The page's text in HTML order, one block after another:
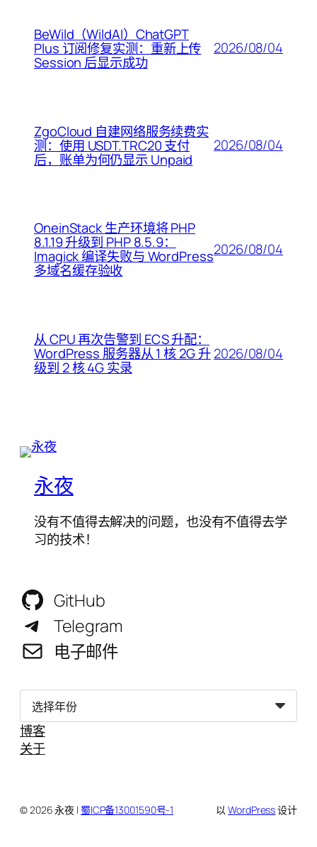
BeWild（WildAI）ChatGPT
Plus 订阅修复实测：重新上传
Session 后显示成功
2026/08/04
ZgoCloud 自建网络服务续费实
测：使用 USDT.TRC20 支付
后，账单为何仍显示 Unpaid
2026/08/04
OneinStack 生产环境将 PHP
8.1.19 升级到 PHP 8.5.9：
Imagick 编译失败与 WordPress
多域名缓存验收
2026/08/04
从 CPU 再次告警到 ECS 升配：
WordPress 服务器从 1 核 2G 升
级到 2 核 4G 实录
2026/08/04
永夜
没有不值得去解决的问题，也没有不值得去学
习的技术！
GitHub
Telegram
电子邮件
归
博客
关于
© 2026 永夜 | 蜀ICP备13001590号-1 以WordPress设计